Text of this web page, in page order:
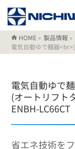
HOME » 製品情報 »
電気自動ゆで麺器
電気自動ゆで
(オートリフト
ENBH-LC66CT
省エネ技術を